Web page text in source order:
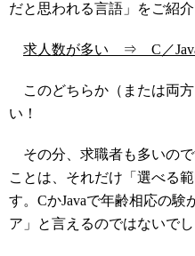
だと思われる言語」をご紹介
求人数が多い ⇒ C／
このどちらか（または両
い！
その分、求職者も多いの
ことは、それだけ「選べる
す。CかJavaで年齢相応の
ア」と言えるのではないでし